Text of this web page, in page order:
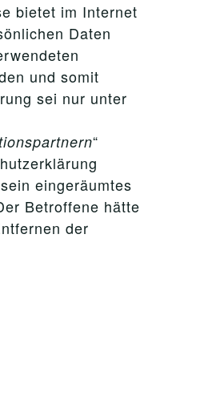
bietet im Internet
Daten
und somit
sei nur unter
“
eingeräumtes
Betroffene hätte
der